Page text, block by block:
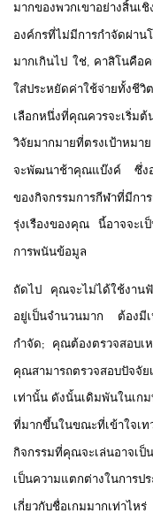
มากของพวกเขาอย่างสิ้นเ
องค์กรที่ไม่มีการกำจัดผ่า
มากเกินไป ใช่, คาสิโนคือ
ใส่ประหยัดค่าใช้จ่ายทั้งชี
เลือกหนึ่งที่คุณควรจะเริ่ม
วิจัยมากมายที่ตรงเป้าหมาย
จะพัฒนาช้าคุณแบ๊งค์ ซึ่ง
ของกิจกรรมการกีฬาที่มีกา
รุ่งเรืองของคุณ
นี้อาจจะเ
การพนันข้อมูล
ถัดไป คุณจะไม่ได้ใช้งาน
อยู่เป็นจำนวนมาก
ต้องมี
กำจัด; คุณต้องตรวจสอบเ
คุณสามารถตรวจสอบปัจจัย
เท่านั้น ดังนั้นเดิมพันในเก
ที่มากขึ้นในขณะที่เข้าใจเ
กิจกรรมที่คุณจะเล่นอาจเ
เป็นความแตกต่างในการป
เกี่ยวกับชื่อเกมมากเท่าไหร่